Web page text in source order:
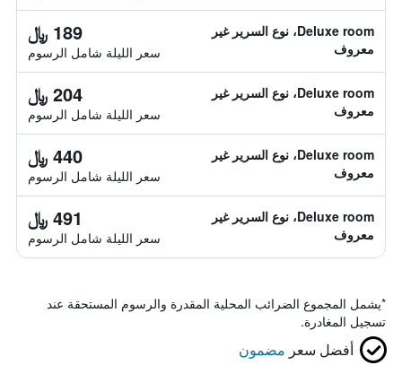
Deluxe room، نوع السرير غير
معروف
189 ﷼
سعر الليلة شامل الرسوم
Deluxe room، نوع السرير غير
معروف
204 ﷼
سعر الليلة شامل الرسوم
Deluxe room، نوع السرير غير
معروف
440 ﷼
سعر الليلة شامل الرسوم
Deluxe room، نوع السرير غير
معروف
491 ﷼
سعر الليلة شامل الرسوم
*يشمل المجموع الضرائب المحلية المقدرة والرسوم المستحقة عند
تسجيل المغادرة.
أفضل سعر مضمون